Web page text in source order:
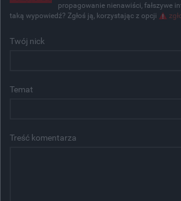
propagowanie nienawiści, fałszywe
taką wypowiedź? Zgłoś ją, korzystając z opcji
Twój nick
Temat
Treść komentarza